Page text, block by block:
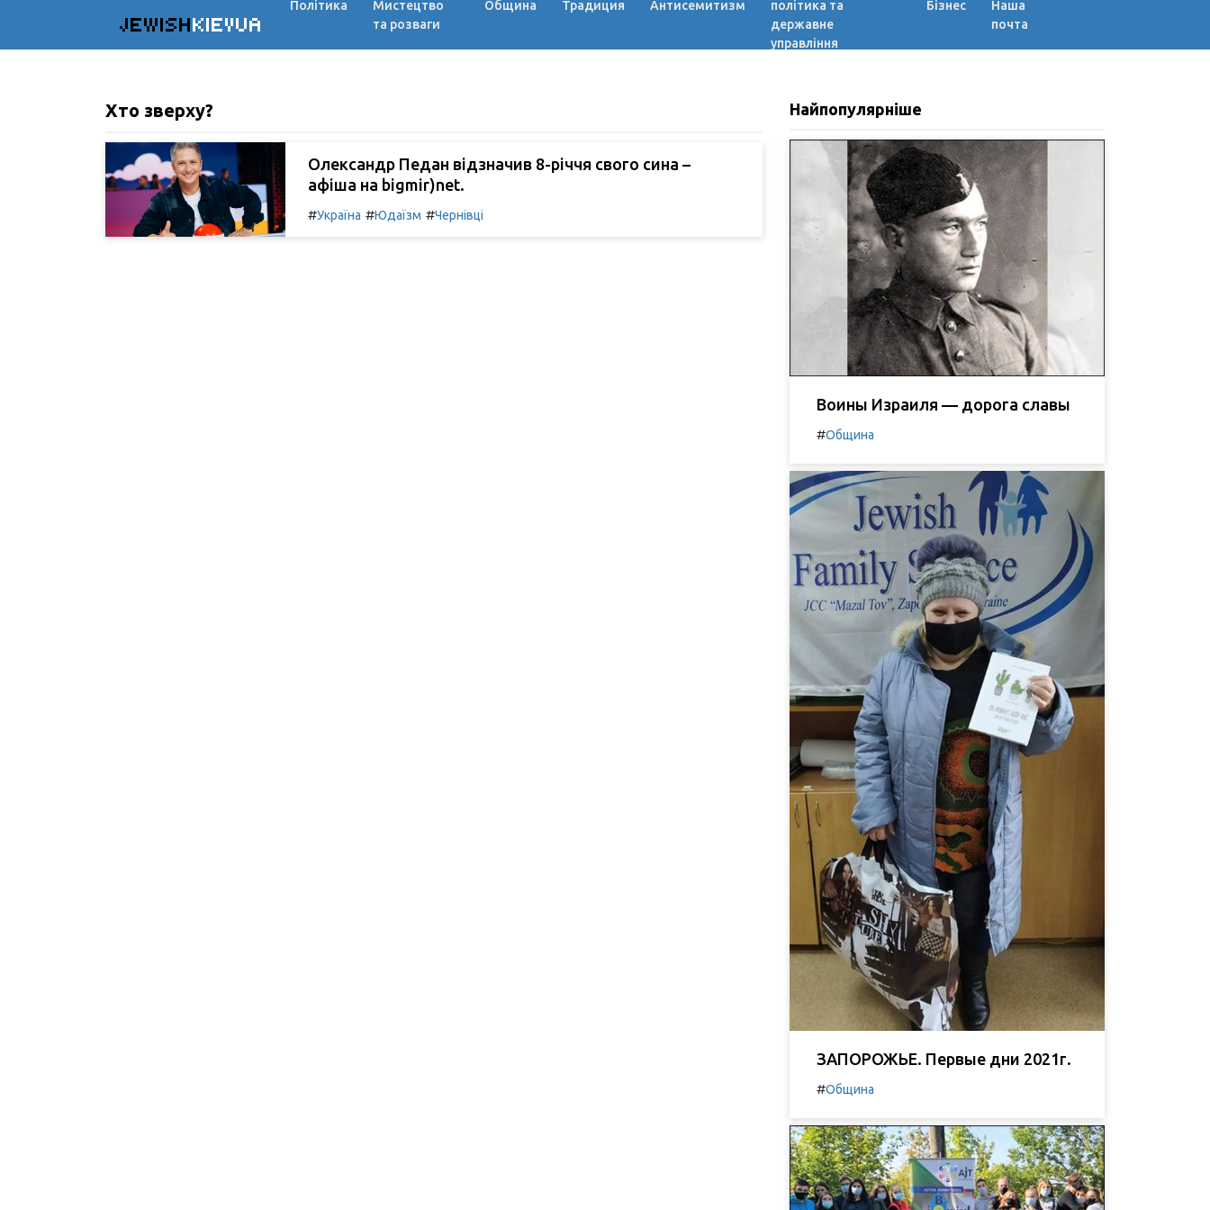
JEWISHKIEVUA
Політика
Мистецтво
та розваги
Община Традиция Антисемитизм
політика та
державне
управління
Бізнес
Наша
почта
Хто зверху?
Олександр Педан відзначив 8-річчя свого сина –
афіша на bigmir)net.
#Україна #Юдаїзм #Чернівці
Найпопулярніше
Воины Израиля — дорога славы
#Община
ЗАПОРОЖЬЕ. Первые дни 2021г.
#Община